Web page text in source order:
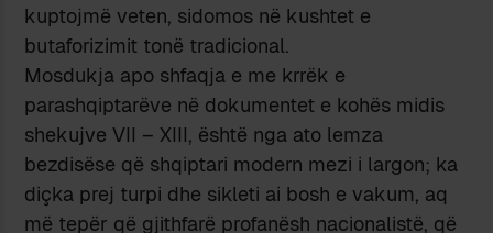
kuptojmë veten, sidomos në kushtet e
butaforizimit tonë tradicional.
Mosdukja apo shfaqja e me krrëk e
parashqiptarëve në dokumentet e kohës midis
shekujve VII – XIII, është nga ato lemza
bezdisëse që shqiptari modern mezi i largon; ka
diçka prej turpi dhe sikleti ai bosh e vakum, aq
më tepër që gjithfarë profanësh nacionalistë, që